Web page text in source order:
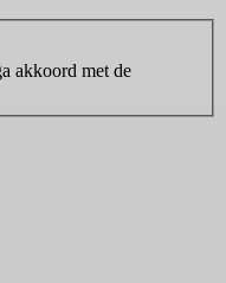
akkoord met de